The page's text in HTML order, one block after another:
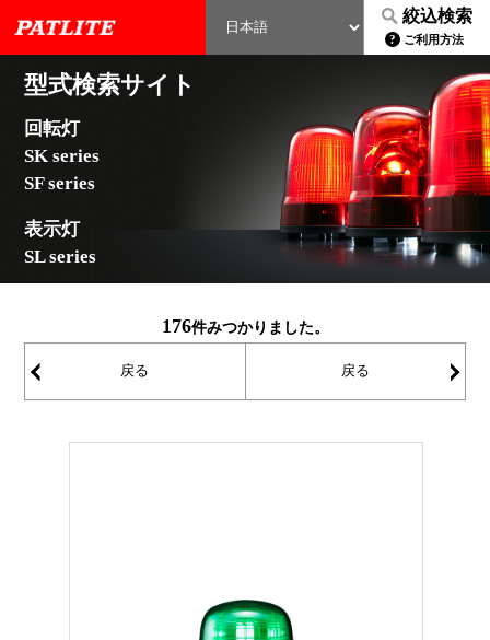
絞込検索
ご利用方法
型式検索サイト
回転灯
SK series
SF series
表示灯
SL series
176件みつかりました。
戻る 戻る